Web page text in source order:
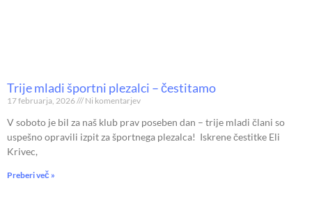
Trije mladi športni plezalci – čestitamo
17 februarja, 2026 Ni komentarjev
V soboto je bil za naš klub prav poseben dan – trije mladi člani so
uspešno opravili izpit za športnega plezalca! Iskrene čestitke Eli
Krivec,
Preberi več »